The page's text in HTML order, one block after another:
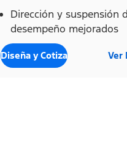
Dirección y suspensión
desempeño mejorados
Diseña y Cotiza Ver